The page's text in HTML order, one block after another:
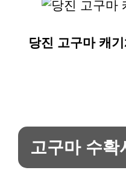
당진 고구마 캐
고구마 수확